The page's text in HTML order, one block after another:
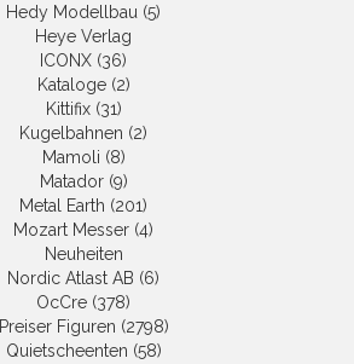
Hedy Modellbau (5)
Heye Verlag
ICONX (36)
Kataloge (2)
Kittifix (31)
Kugelbahnen (2)
Mamoli (8)
Matador (9)
Metal Earth (201)
Mozart Messer (4)
Neuheiten
Nordic Atlast AB (6)
OcCre (378)
Preiser Figuren (2798)
Quietscheenten (58)